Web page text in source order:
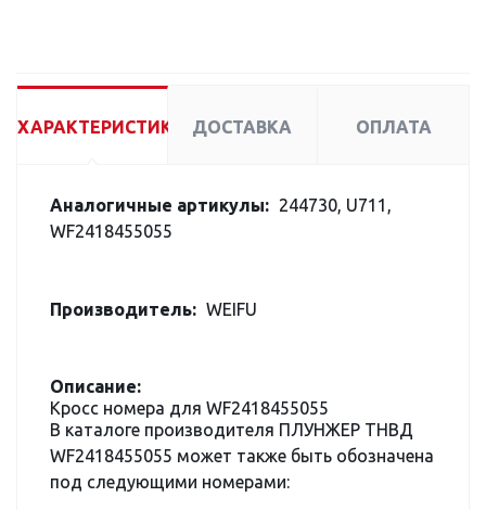
ХАРАКТЕРИСТИКИ ДОСТАВКА ОПЛАТА
Аналогичные артикулы: 244730, U711,
WF2418455055
Производитель: WEIFU
Описание:
Кросс номера для WF2418455055
В каталоге производителя ПЛУНЖЕР ТНВД
WF2418455055 может также быть обозначена
под следующими номерами: